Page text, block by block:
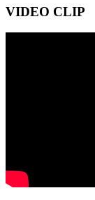
VIDEO CLIP